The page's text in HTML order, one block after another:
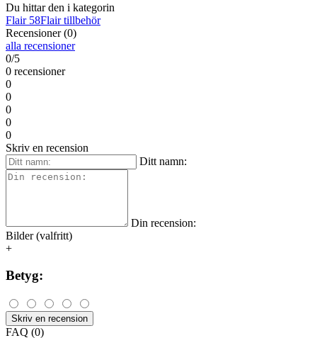
Du hittar den i kategorin
Flair 58Flair tillbehör
Recensioner (0)
alla recensioner
0/5
0 recensioner
0
0
0
0
0
Skriv en recension
Ditt namn:
Din recension:
Bilder (valfritt)
+
Betyg:
Skriv en recension
FAQ (0)